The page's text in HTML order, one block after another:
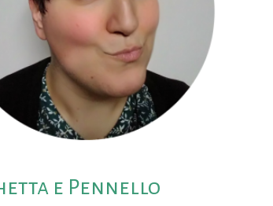
e Pennello